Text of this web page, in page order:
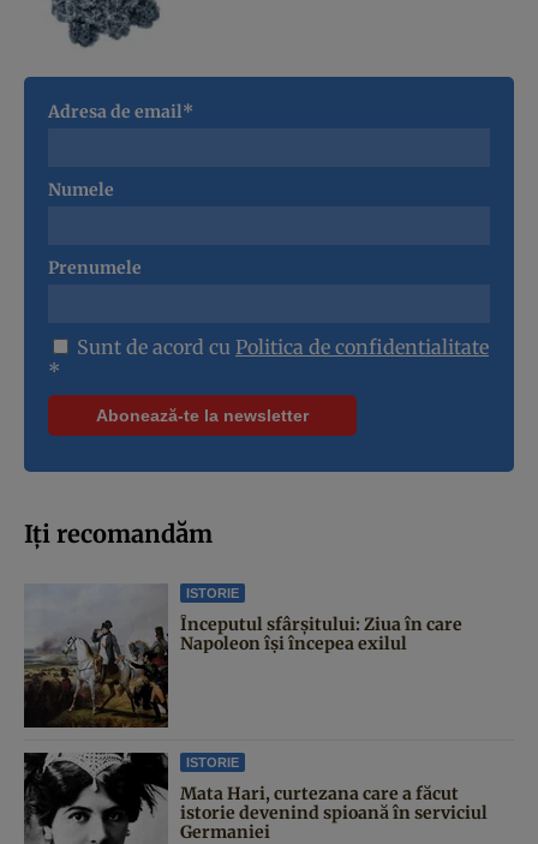
Adresa de email*
Numele
Prenumele
Sunt de acord cu Politica de confidentialitate
*
Iți recomandăm
ISTORIE
Începutul sfârşitului: Ziua în care
Napoleon îşi începea exilul
ISTORIE
Mata Hari, curtezana care a făcut
istorie devenind spioană în serviciul
Germaniei